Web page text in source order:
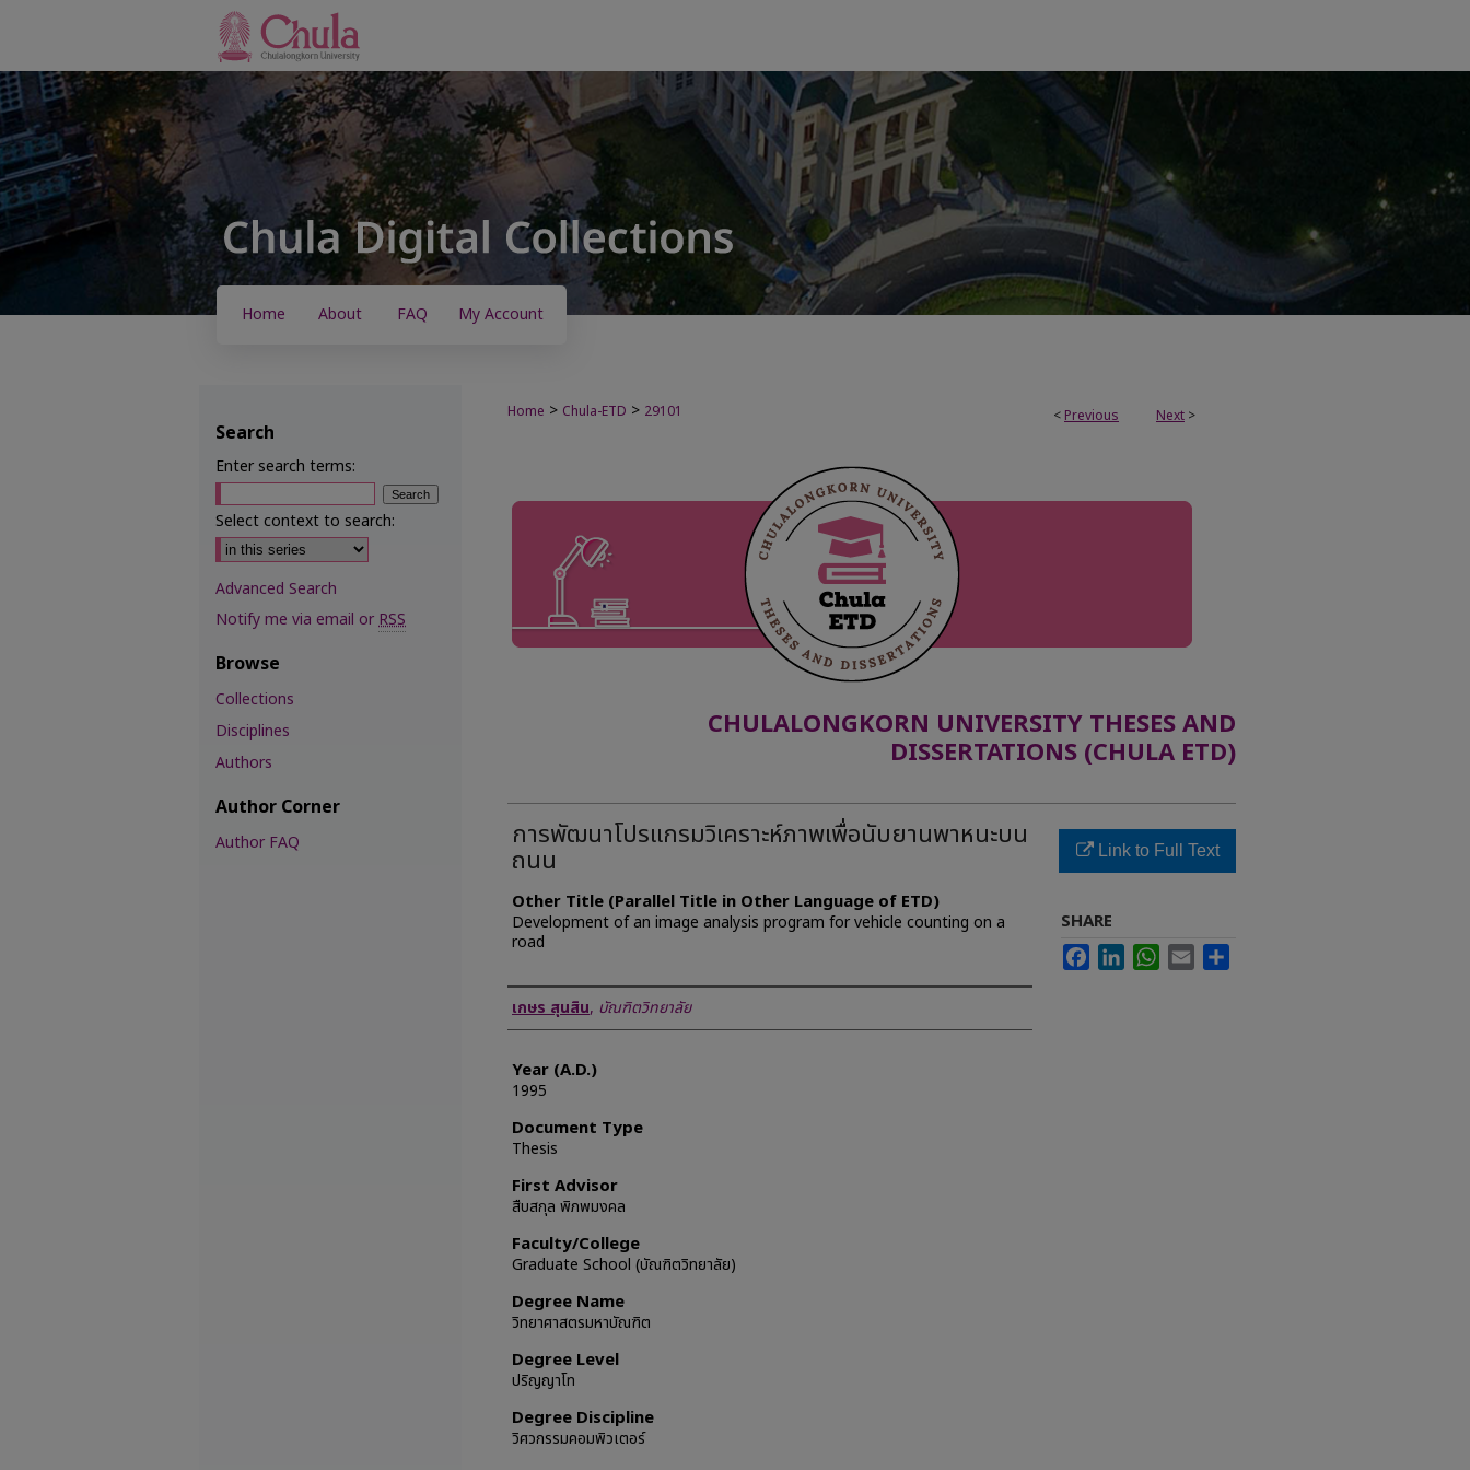
Home About FAQ My Account
< Previous Next >
Home > Chula-ETD > 29101
CHULALONGKORN UNIVERSITY THESES AND
DISSERTATIONS (CHULA ETD)
การพัฒนาโปรแกรมวิเคราะห์ภาพเพื่อนับยานพาหนะบน
ถนน
Other Title (Parallel Title in Other Language of ETD)
Development of an image analysis program for vehicle counting on a
road
Author
เกษร สุนสิน, บัณฑิตวิทยาลัย
Year (A.D.)
1995
Document Type
Thesis
First Advisor
สืบสกุล พิภพมงคล
Faculty/College
Graduate School (บัณฑิตวิทยาลัย)
Degree Name
วิทยาศาสตรมหาบัณฑิต
Degree Level
ปริญญาโท
Degree Discipline
วิศวกรรมคอมพิวเตอร์
Link to Full Text
SHARE
FacebookLinkedInWhatsApp
Email
Search
Enter search terms:
Select context to search:
Advanced Search
Notify me via email or RSS
Browse
Collections
Disciplines
Authors
Author Corner
Author FAQ